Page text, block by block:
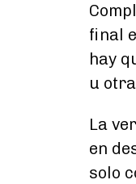
final
hay
u
La
en
solo